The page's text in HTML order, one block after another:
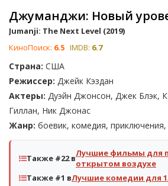
Джуманджи: Новый
Jumanji: The Next Level (2019)
КиноПоиск: 6.5 IMDB: 6.7
Страна: США
Режиссер: Джейк Кэздан
Актеры: Дуэйн Джонсон, Джек Блэк,
Гиллан, Ник Джонас
Жанр: боевик, комедия,
Также #22 вЛучшие фильмы для
открытом воздухе
Также #1 вЛучшие комедии для